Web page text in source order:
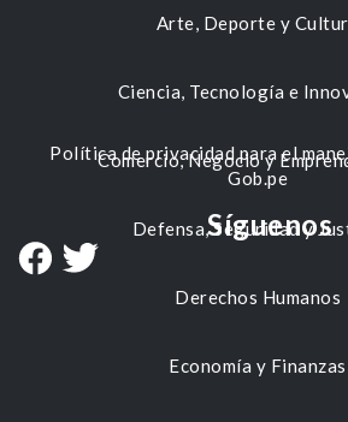
Arte, Deporte y
Ciencia, Tecnología e
Comercio, Negocio y
Defensa, Seguridad y
Derechos Humanos
Economía y Finanzas
Política de privacidad para el
Gob.pe
Síguenos